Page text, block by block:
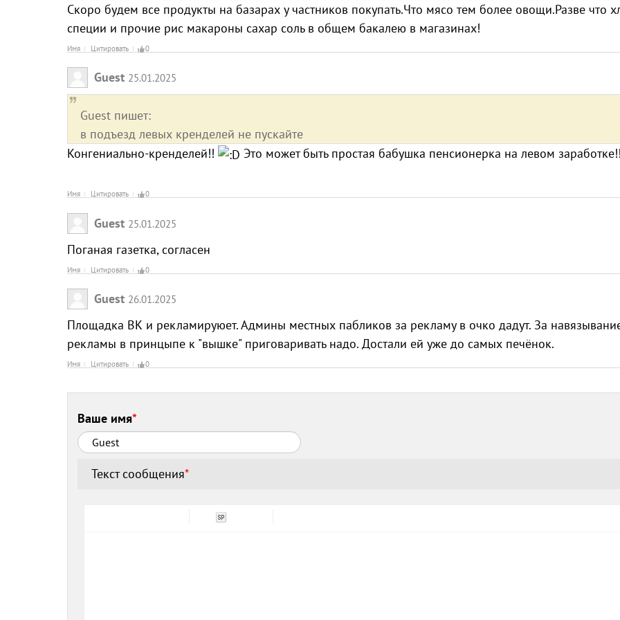
Скоро будем все продукты на базарах у частников покупать.Что мясо тем более овощи.Разве что
специи и прочие рис макароны сахар соль в общем бакалею в магазинах!
Имя Цитировать 0
Guest 25.01.2025
Guest пишет:
в подъезд левых кренделей не пускайте
Конгениально-кренделей!!
Это может быть простая бабушка пенсионерка на левом
Имя Цитировать 0
Guest 25.01.2025
Поганая газетка, согласен
Имя Цитировать 0
Guest 26.01.2025
Площадка ВК и рекламируюет. Админы местных пабликов за рекламу в очко дадут. За
рекламы в принцыпе к "вышке" приговаривать надо. Достали ей уже до самых печёнок.
Имя Цитировать 0
Ваше имя*
Текст сообщения*